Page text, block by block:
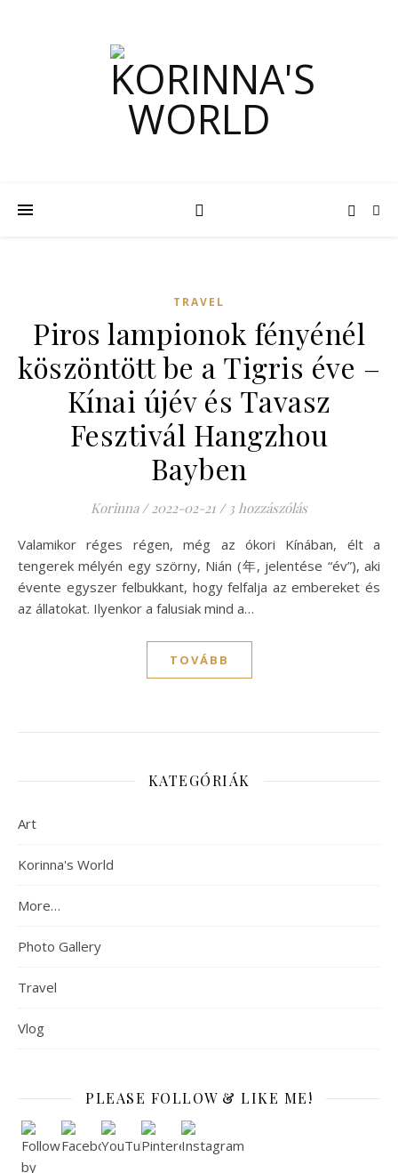
TRAVEL
Piros lampionok fényénél
köszöntött be a Tigris éve –
Kínai újév és Tavasz
Fesztivál Hangzhou
Bayben
Korinna / 2022-02-21 / 3 hozzászólás
Valamikor réges régen, még az ókori Kínában, élt a
tengerek mélyén egy szörny, Nián (年, jelentése “év”), aki
évente egyszer felbukkant, hogy felfalja az embereket és
az állatokat. Ilyenkor a falusiak mind a…
TOVÁBB
KATEGÓRIÁK
Art
Korinna's World
More…
Photo Gallery
Travel
Vlog
PLEASE FOLLOW & LIKE ME!